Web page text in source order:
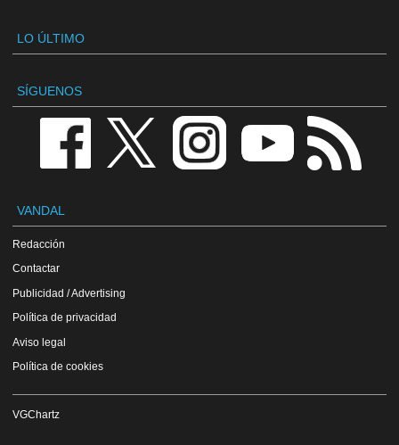
LO ÚLTIMO
SÍGUENOS
VANDAL
Redacción
Contactar
Publicidad / Advertising
Política de privacidad
Aviso legal
Política de cookies
VGChartz